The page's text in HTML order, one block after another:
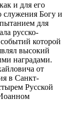
и для его
служения Богу и
для
русско-
которой
высокий
наградами.
от
в Санкт-
Русской